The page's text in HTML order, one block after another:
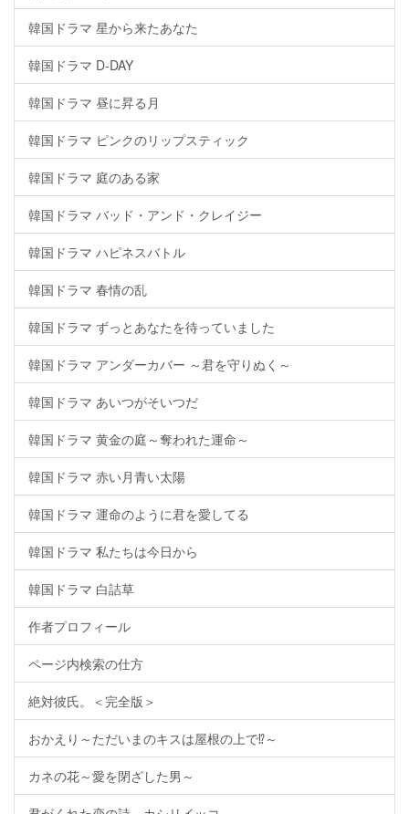
韓国ドラマ 星から来たあなた
韓国ドラマ D-DAY
韓国ドラマ 昼に昇る月
韓国ドラマ ピンクのリップスティック
韓国ドラマ 庭のある家
韓国ドラマ バッド・アンド・クレイジー
韓国ドラマ ハピネスバトル
韓国ドラマ 春情の乱
韓国ドラマ ずっとあなたを待っていました
韓国ドラマ アンダーカバー ～君を守りぬく～
韓国ドラマ あいつがそいつだ
韓国ドラマ 黄金の庭～奪われた運命～
韓国ドラマ 赤い月青い太陽
韓国ドラマ 運命のように君を愛してる
韓国ドラマ 私たちは今日から
韓国ドラマ 白詰草
作者プロフィール
ページ内検索の仕方
絶対彼氏。＜完全版＞
おかえり～ただいまのキスは屋根の上で⁉～
カネの花～愛を閉ざした男～